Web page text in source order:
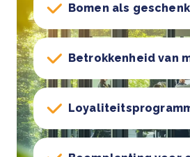
Bomen als geschenk
Betrokkenheid van